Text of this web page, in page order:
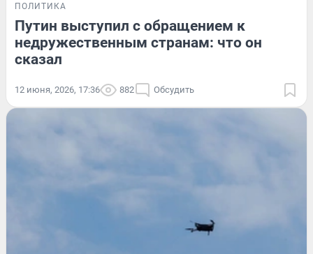
ПОЛИТИКА
Путин выступил с обращением к
недружественным странам: что он
сказал
12 июня, 2026, 17:36 882 Обсудить